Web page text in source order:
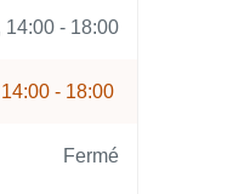
14:00 - 18:00
14:00 - 18:00
Fermé